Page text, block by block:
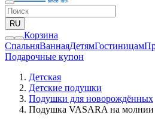
RU
Корзина
СпальняВаннаяДетямГостиницам
Подарочные купон
Детская
Детские подушки
Подушки для новорождённых
Подушка VASARA на молнии